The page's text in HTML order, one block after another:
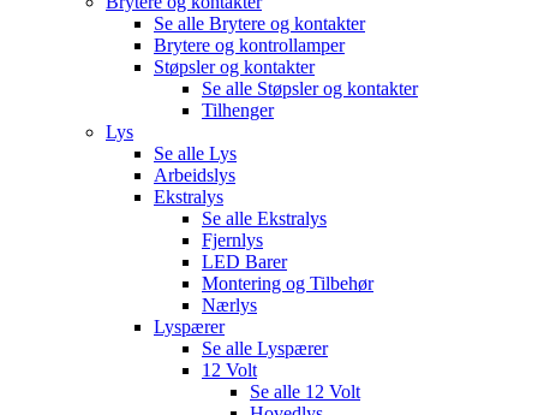
Se alle Brytere og kontakter
Brytere og kontrollamper
Støpsler og kontakter
Se alle Støpsler og kontakter
Tilhenger
Lys
Se alle Lys
Arbeidslys
Ekstralys
Se alle Ekstralys
Fjernlys
LED Barer
Montering og Tilbehør
Nærlys
Lyspærer
Se alle Lyspærer
12 Volt
Se alle 12 Volt